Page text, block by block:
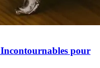
pour